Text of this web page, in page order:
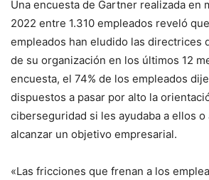
Una encuesta de Gartner realizada en
2022 entre 1.310 empleados reveló
empleados han eludido las directrices
de su organización en los últimos 12
encuesta, el 74% de los empleados
dispuestos a pasar por alto la
ciberseguridad si les ayudaba a ellos o
alcanzar un objetivo empresarial.
«Las fricciones que frenan a los